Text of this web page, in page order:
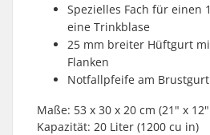
Spezielles Fach für einen
eine Trinkblase
25 mm breiter Hüftgurt
Flanken
Notfallpfeife am Brustgurt
Maße: 53 x 30 x 20 cm (21" x
Kapazität: 20 Liter (1200 cu in)